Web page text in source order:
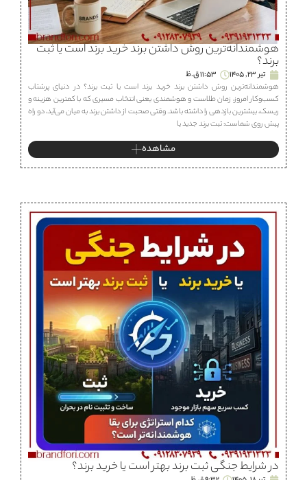
هوشمندانه‌ترین روش داشتن برند خرید برند است یا ثبت
برند؟
تیر 23, 1405
11:53 ق.ظ
هوشمندانه‌ترین روش داشتن برند خرید برند است یا ثبت برند؟ در دنیای پرشتاب
کسب‌وکار امروز، زمان طلاست و هوشمندی یعنی انتخاب مسیری که با کمترین هزینه و
ریسک، بیشترین بازدهی را داشته باشد. وقتی صحبت از داشتن برند به میان می‌آید، دو راه
پیش روی شماست: ثبت برند جدید یا
مشاهده
در شرایط جنگی ثبت برند بهتر است یا خرید برند؟